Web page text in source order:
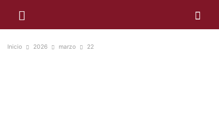
Inicio 2026 marzo 22